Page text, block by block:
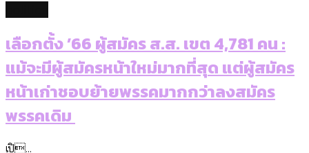
เลือกตั้ง ’66 ผู้สมัคร ส.ส. เขต 4,781 คน :
แม้จะมีผู้สมัครหน้าใหม่มากที่สุด แต่ผู้สมัคร
หน้าเก่าชอบย้ายพรรคมากกว่าลงสมัคร
พรรคเดิม
เปิ...